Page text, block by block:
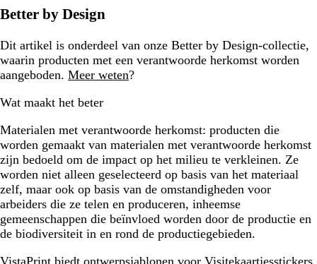
Better by Design
Dit artikel is onderdeel van onze Better by Design-collectie,
waarin producten met een verantwoorde herkomst worden
aangeboden. Meer weten?
Wat maakt het beter
Materialen met verantwoorde herkomst: producten die
worden gemaakt van materialen met verantwoorde herkomst
zijn bedoeld om de impact op het milieu te verkleinen. Ze
worden niet alleen geselecteerd op basis van het materiaal
zelf, maar ook op basis van de omstandigheden voor
arbeiders die ze telen en produceren, inheemse
gemeenschappen die beïnvloed worden door de productie en
de biodiversiteit in en rond de productiegebieden.
VistaPrint biedt ontwerpsjablonen voor Visitekaartjesstickers